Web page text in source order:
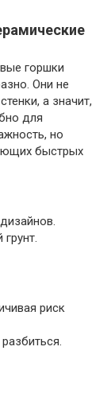
горшки
Они не
а значит,
для
но
быстрых
риск